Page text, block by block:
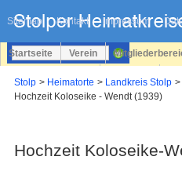
Sitemap Kontakt Impressum
überspringen
Startseite Verein
Login
Stolp Heimatorte Landkreis Stolp
Hochzeit Koloseike - Wendt (1939)
Hochzeit Koloseike-